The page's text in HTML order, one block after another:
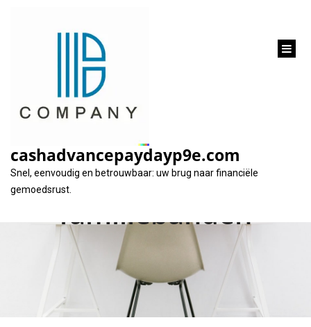
cashadvancepaydayp9e.com
Snel, eenvoudig en betrouwbaar: uw brug naar financiële
gemoedsrust.
Financiële
overwegingen: lening
aan ouders en
familiebanden